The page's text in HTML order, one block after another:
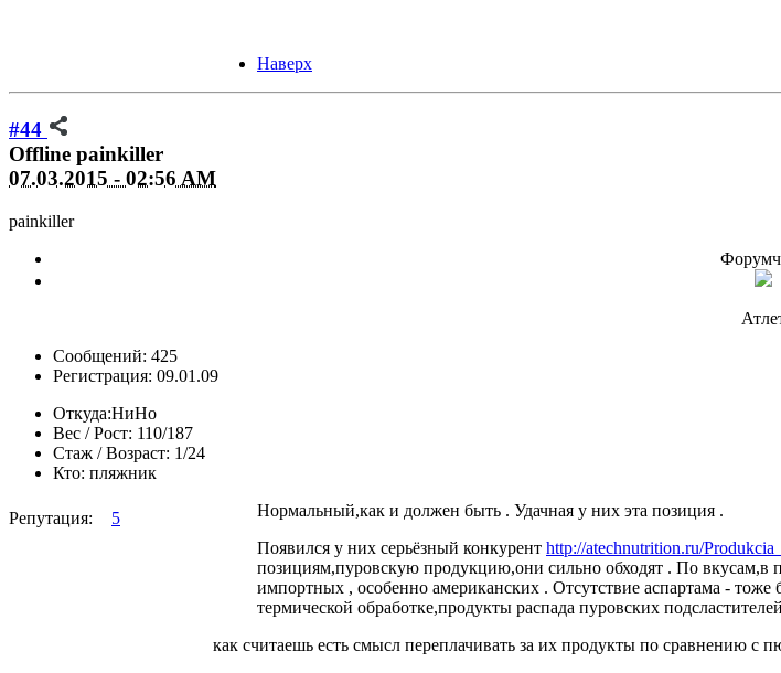
Наверх
#44
Offline painkiller
07.03.2015 - 02:56 AM
painkiller
Сообщений: 425
Регистрация: 09.01.09
Откуда:НиНо
Вес / Рост: 110/187
Стаж / Возраст: 1/24
Кто: пляжник
Репутация: 5
Нормальный,как и должен быть . Удачная у них эта позиция .
Появился у них серьёзный конкурент http://atechnutrition.ru/
позициям,пуровскую продукцию,они сильно обходят . По вкусам,в
импортных , особенно американских . Отсутствие аспартама -
термической обработке,продукты распада пуровских
как считаешь есть смысл переплачивать за их продукты по сравнению с